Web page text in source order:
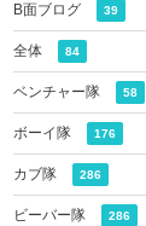
B面ブログ 39
全体 84
ベンチャー隊 58
ボーイ隊 176
カブ隊 286
ビーバー隊 286